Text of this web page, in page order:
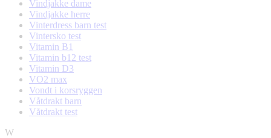
Vindjakke dame
Vindjakke herre
Vinterdress barn test
Vintersko test
Vitamin B1
Vitamin b12 test
Vitamin D3
VO2 max
Vondt i korsryggen
Våtdrakt barn
Våtdrakt test
W